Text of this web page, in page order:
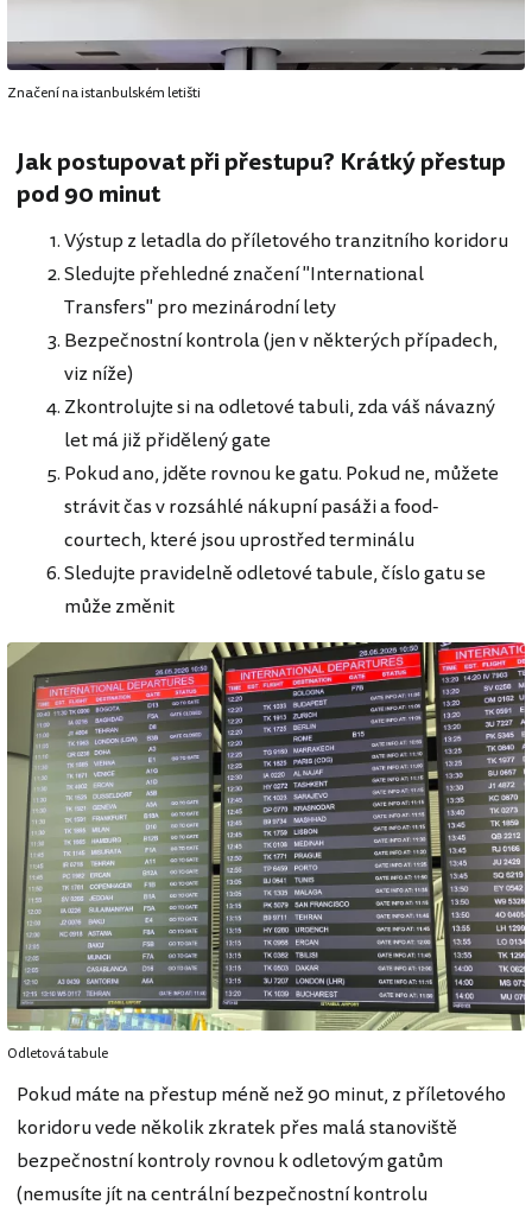
Značení na istanbulském letišti
Jak postupovat při přestupu? Krátký přestup
pod 90 minut
Výstup z letadla do příletového tranzitního koridoru
Sledujte přehledné značení "International
Transfers" pro mezinárodní lety
Bezpečnostní kontrola (jen v některých případech,
viz níže)
Zkontrolujte si na odletové tabuli, zda váš návazný
let má již přidělený gate
Pokud ano, jděte rovnou ke gatu. Pokud ne, můžete
strávit čas v rozsáhlé nákupní pasáži a food-
courtech, které jsou uprostřed terminálu
Sledujte pravidelně odletové tabule, číslo gatu se
může změnit
Odletová tabule
Pokud máte na přestup méně než 90 minut, z příletového
koridoru vede několik zkratek přes malá stanoviště
bezpečnostní kontroly rovnou k odletovým gatům
(nemusíte jít na centrální bezpečnostní kontrolu